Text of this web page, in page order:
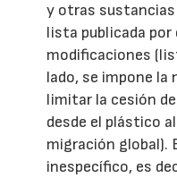
y otras sustancias
lista publicada
modificaciones
lado, se impone la
limitar la cesión
desde el plástico
migración global).
inespecífico, es